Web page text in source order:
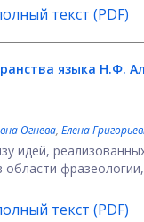
текст (PDF)
языка Н.Ф.
Огнева, Елена
идей,
текст (PDF)